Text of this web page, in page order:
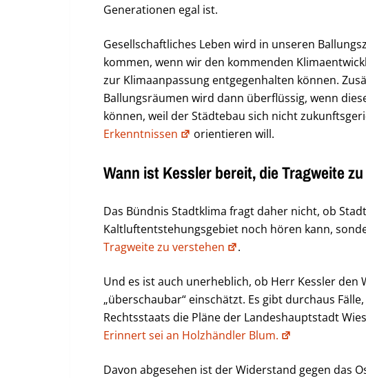
Generationen egal ist.
Gesellschaftliches Leben wird in unseren
kommen, wenn wir den kommenden
zur Klimaanpassung entgegenhalten können.
Ballungsräumen wird dann überflüssig, wenn
können, weil der Städtebau sich nicht
Erkenntnissen
orientieren will.
Wann ist Kessler bereit, die Tragweite
Das Bündnis Stadtklima fragt daher nicht, ob
Kaltluftentstehungsgebiet noch hören kann,
Tragweite zu verstehen
.
Und es ist auch unerheblich, ob Herr Kessler den
„überschaubar“ einschätzt. Es gibt durchaus
Rechtsstaats die Pläne der Landeshauptstadt
Erinnert sei an Holzhändler Blum.
Davon abgesehen ist der Widerstand gegen das